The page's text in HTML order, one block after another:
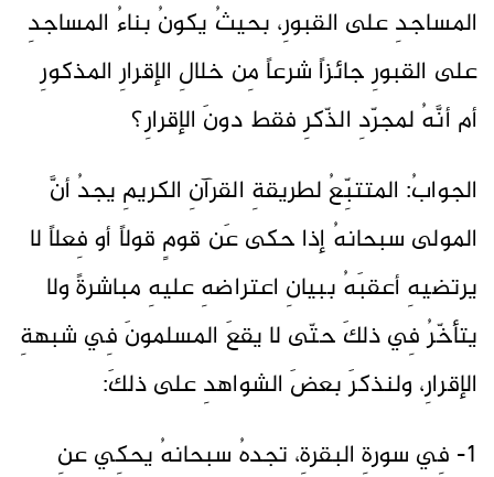
المساجدِ على القبورِ، بحيثُ يكونُ بناءُ المساجدِ
على القبورِ جائزاً شرعاً مِن خلالِ الإقرارِ المذكورِ
أم أنَّهُ لمجرّدِ الذّكرِ فقط دونَ الإقرارِ؟
الجوابُ: المتتبِّعُ لطريقةِ القرآنِ الكريمِ يجدُ أنَّ
المولى سبحانهُ إذا حكى عَن قومٍ قولاً أو فِعلاً لا
يرتضيهِ أعقبَهُ ببيانِ اعتراضهِ عليهِ مباشرةً ولا
يتأخّرُ فِي ذلكَ حتّى لا يقعَ المسلمونَ فِي شبهةِ
الإقرارِ، ولنذكرَ بعضَ الشواهدِ على ذلكَ:
1- فِي سورةِ البقرةِ، تجدهُ سبحانهُ يحكِي عنِ